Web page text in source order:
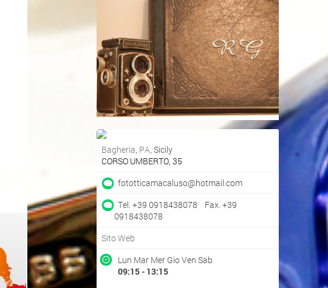
Ottieni indicazioni stradali
Visualizza mappa
Bagheria, PA, Sicily
CORSO UMBERTO, 35
fototticamacaluso@hotmail.com
Tel. +39 0918438078 Fax. +39
0918438078
Sito Web
Lun Mar Mer Gio Ven Sab
09:15 - 13:15